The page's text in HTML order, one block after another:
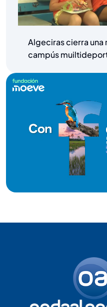
Algeciras cierra una
campús